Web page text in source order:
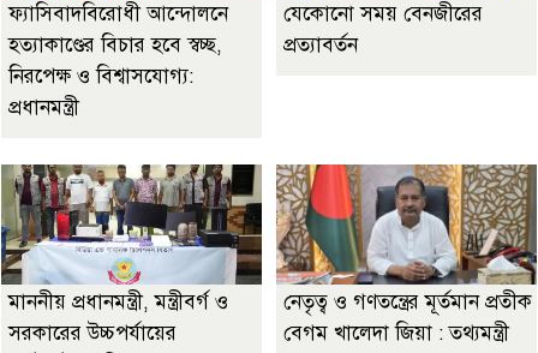
ফ্যাসিবাদবিরোধী আন্দোলনে
হত্যাকাণ্ডের বিচার হবে স্বচ্ছ,
নিরপেক্ষ ও বিশ্বাসযোগ্য:
প্রধানমন্ত্রী
যেকোনো সময় বেনজীরের
প্রত্যাবর্তন
মাননীয় প্রধানমন্ত্রী, মন্ত্রীবর্গ ও
সরকারের উচ্চপর্যায়ের
নেতৃত্ব ও গণতন্ত্রের মূর্তমান প্রতীক
বেগম খালেদা জিয়া : তথ্যমন্ত্রী